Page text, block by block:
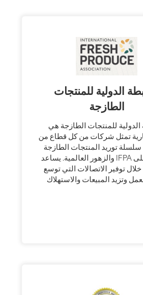
الدولية للمنتجات
الطازجة
الدولية للمنتجات الطازجة هي
تمثل شركات من كل قطاع من
توريد المنتجات الطازجة
والزهور العالمية. يساعد IFPA الأعضاء على
توفير الاتصالات التي توسع